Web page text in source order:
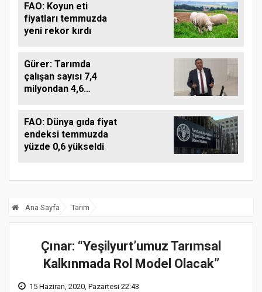
FAO: Koyun eti
fiyatları temmuzda
yeni rekor kırdı
Gürer: Tarımda
çalışan sayısı 7,4
milyondan 4,6
FAO: Dünya gıda fiyat
endeksi temmuzda
yüzde 0,6 yükseldi
Ana Sayfa Tarım
Çınar: “Yeşilyurt’umuz Tarımsal
Kalkınmada Rol Model Olacak”
15 Haziran, 2020, Pazartesi 22:43